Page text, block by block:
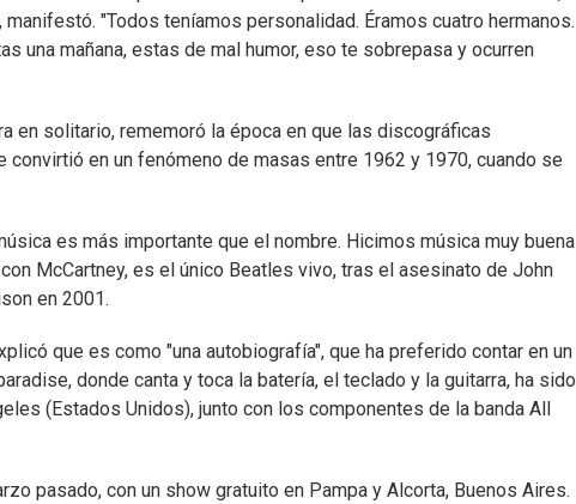
"Todos teníamos personalidad. Éramos cuatro hermanos.
una mañana, estas de mal humor, eso te sobrepasa y ocurren
en solitario, rememoró la época en que las discográficas
en un fenómeno de masas entre 1962 y 1970, cuando se
es más importante que el nombre. Hicimos música muy buena
McCartney, es el único Beatles vivo, tras el asesinato de John
en 2001.
que es como "una autobiografía", que ha preferido contar en un
donde canta y toca la batería, el teclado y la guitarra, ha sido
(Estados Unidos), junto con los componentes de la banda All
pasado, con un show gratuito en Pampa y Alcorta, Buenos Aires.